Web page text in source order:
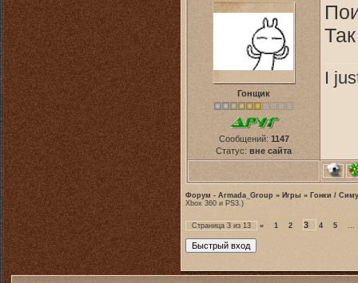
Гонщик
Сообщений: 1147
Статус: вне сайта
I
Форум - Armada_Group » Игры » Гонки /
Xbox 360 и PS3.)
Страница 3 из 13 « 1 2 3 4 5 …